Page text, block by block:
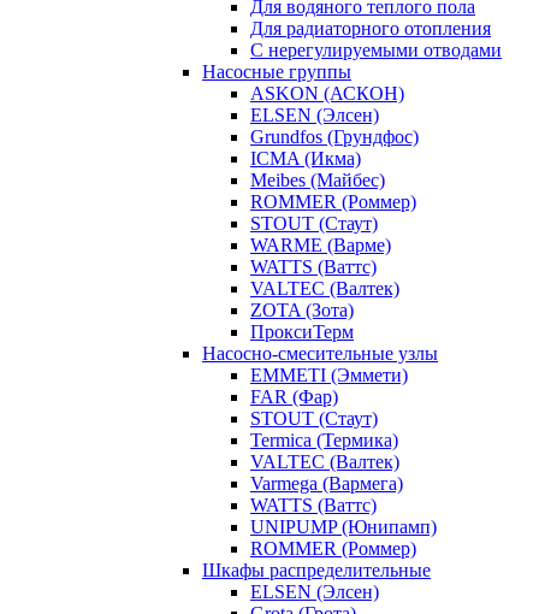
Для водяного теплого пола
Для радиаторного отопления
С нерегулируемыми отводами
Насосные группы
ASKON (АСКОН)
ELSEN (Элсен)
Grundfos (Грундфос)
ICMA (Икма)
Meibes (Майбес)
ROMMER (Роммер)
STOUT (Стаут)
WARME (Варме)
WATTS (Ваттс)
VALTEC (Валтек)
ZOTA (Зота)
ПроксиТерм
Насосно-смесительные узлы
EMMETI (Эммети)
FAR (Фар)
STOUT (Стаут)
Termica (Термика)
VALTEC (Валтек)
Varmega (Вармега)
WATTS (Ваттс)
UNIPUMP (Юнипамп)
ROMMER (Роммер)
Шкафы распределительные
ELSEN (Элсен)